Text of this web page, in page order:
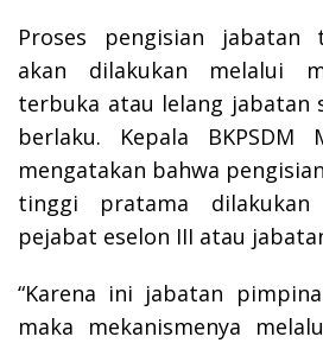
Proses pengisian jabatan
akan dilakukan melalui
terbuka atau lelang jabatan
berlaku. Kepala BKPSDM
mengatakan bahwa
tinggi pratama
pejabat eselon III atau
“Karena ini jabatan
maka mekanismenya